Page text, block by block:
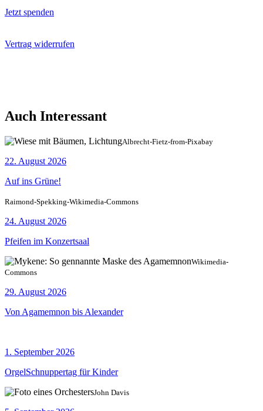
Jetzt spenden
Vertrag widerrufen
Auch Interessant
Albrecht-Fietz-from-Pixabay
22. August 2026
Auf ins Grüne!
Raimond-Spekking-Wikimedia-Commons
24. August 2026
Pfeifen im Konzertsaal
Wikimedia-
Commons
29. August 2026
Von Agamemnon bis Alexander
1. September 2026
OrgelSchnuppertag für Kinder
John Davis